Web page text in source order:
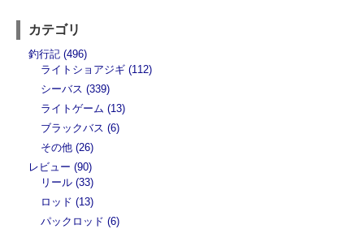
カテゴリ
釣行記 (496)
ライトショアジギ (112)
シーバス (339)
ライトゲーム (13)
ブラックバス (6)
その他 (26)
レビュー (90)
リール (33)
ロッド (13)
パックロッド (6)